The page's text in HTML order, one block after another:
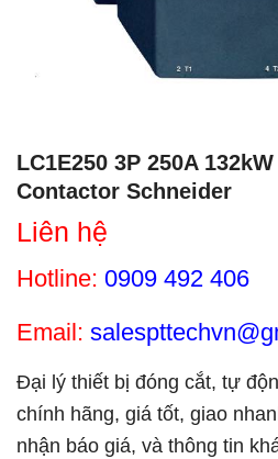
LC1E250 3P 250A
Contactor Schneider
Liên hệ
Hotline: 0909 492 406
Email:
Đại lý thiết bị đóng cắt, tự
chính hãng, giá tốt, giao
nhận báo giá, và thông tin